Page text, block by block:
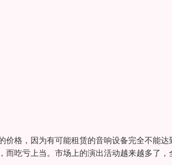
格，因为有可能租赁的音响设备完全不能达
而吃亏上当。市场上的演出活动越来越多了，